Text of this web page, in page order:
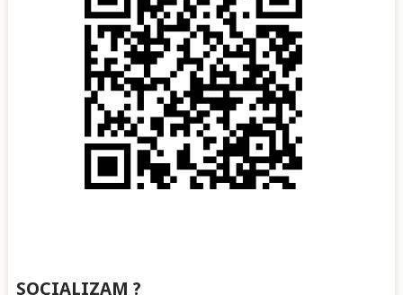
SOCIALIZAM ?